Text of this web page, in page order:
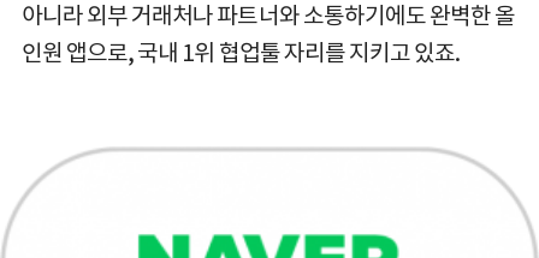
아니라 외부 거래처나 파트너와 소통하기에도 완벽한 올
인원 앱으로, 국내 1위 협업툴 자리를 지키고 있죠.